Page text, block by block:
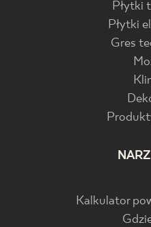
Płytki
Płytki
Gres
Kalkulator